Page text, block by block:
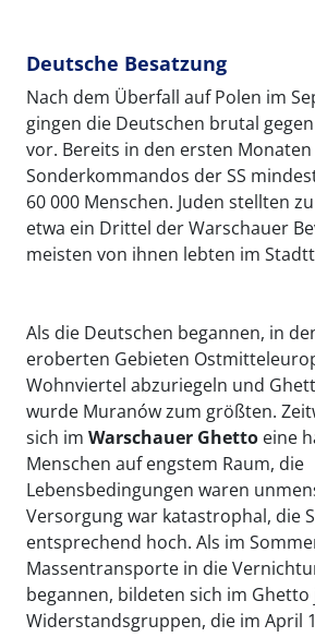
Deutsche Besatzung
Nach dem Überfall auf Polen im
gingen die Deutschen brutal
vor. Bereits in den ersten
Sonderkommandos der SS
60 000 Menschen. Juden stellten
etwa ein Drittel der Warschauer
meisten von ihnen lebten im
Als die Deutschen begannen, in
eroberten Gebieten
Wohnviertel abzuriegeln und
wurde Muranów zum größten.
sich im Warschauer Ghetto eine
Menschen auf engstem Raum, die
Lebensbedingungen waren
Versorgung war katastrophal, die
entsprechend hoch. Als im
Massentransporte in die
begannen, bildeten sich im Ghetto
Widerstandsgruppen, die im April